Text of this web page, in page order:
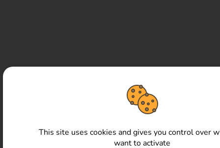
This site uses cookies and gives you control over
want to activate